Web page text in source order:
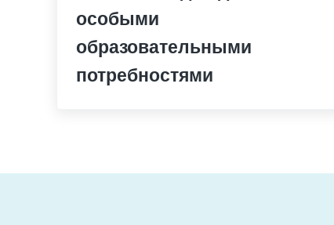
особыми
образовательными
потребностями